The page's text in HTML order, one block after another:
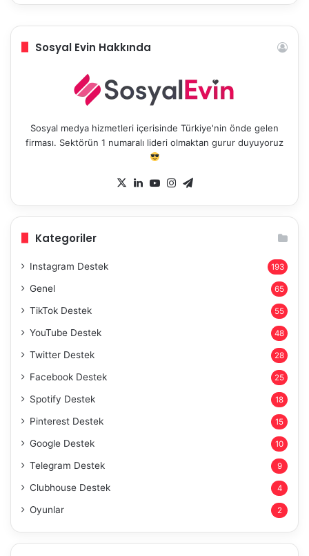
Sosyal Evin Hakkında
Sosyal medya hizmetleri içerisinde Türkiye'nin önde gelen
firması. Sektörün 1 numaralı lideri olmaktan gurur duyuyoruz
X LinkedIn
YouTubeInstagram
Kategoriler
Instagram Destek 193
Genel 65
TikTok Destek 55
YouTube Destek 48
Twitter Destek 28
Facebook Destek 25
Spotify Destek 18
Pinterest Destek 15
Google Destek 10
Telegram Destek 9
Clubhouse Destek 4
Oyunlar 2